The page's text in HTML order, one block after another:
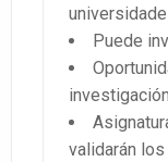
Puede
validarán los